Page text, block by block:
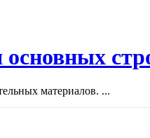
материалов. ...